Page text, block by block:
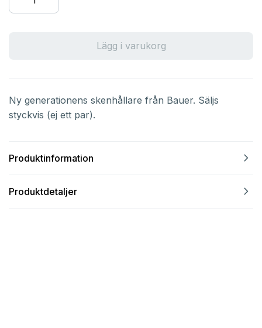
Lägg i varukorg
Ny generationens skenhållare från Bauer. Säljs
styckvis (ej ett par).
Produktinformation navigate_next
Produktdetaljer navigate_next